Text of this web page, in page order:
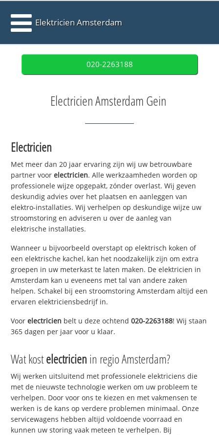
Elektricien Amsterdam
020-2263188
Electricien Amsterdam Gein
Electricien
Met meer dan 20 jaar ervaring zijn wij uw betrouwbare
partner voorelectricien. Alle werkzaamheden worden op
professionele wijze opgepakt, zónder overlast. Wij geven
deskundig advies over het plaatsen en aanleggen van
elektro-installaties. Wij verhelpen op deskundige wijze uw
stroomstoring en adviseren u over de aanleg van
elektrische installaties.
Wanneer u bijvoorbeeld overstapt op elektrisch koken of
een elektrische kachel, kan het noodzakelijk zijn om extra
groepen in uw meterkast te laten maken. De elektricien in
Amsterdam kan u eveneens met tal van andere zaken
helpen. Schakel bij een stroomstoring Amsterdam altijd een
ervaren elektriciensbedrijf in.
Voorelectricien belt u deze ochtend020-2263188! Wij staan
365 dagen per jaar voor u klaar.
Wat kostelectricien in regio Amsterdam?
Wij werken uitsluitend met professionele elektriciens die
met de nieuwste technologie werken om uw probleem te
verhelpen. Door voor ons te kiezen en met vakmensen te
werken is de kans op verdere problemen minimaal. Onze
servicewagens hebben altijd voldoende voorraad en
kunnen uw storing vaak meteen te verhelpen. Bij